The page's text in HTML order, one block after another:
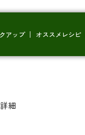
アップ オススメレシピ
細